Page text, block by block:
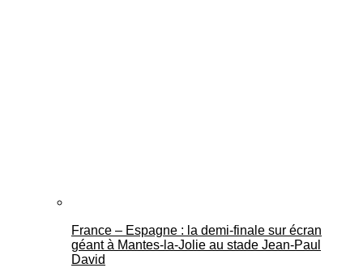
France – Espagne : la demi-finale sur écran
géant à Mantes-la-Jolie au stade Jean-Paul
David